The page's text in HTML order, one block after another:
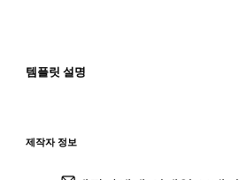
템플릿 설명
제작자 정보